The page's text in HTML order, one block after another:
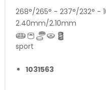
268°/265° - 237°/232° -
2.40mm/2.10mm
sport
1031563